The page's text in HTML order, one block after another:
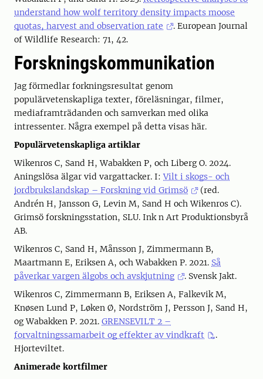
understand how wolf territory density impacts moose
quotas, harvest and observation rate
. European Journal
of Wildlife Research: 71, 42.
Forskningskommunikation
Jag förmedlar forkningsresultat genom
populärvetenskapliga texter, föreläsningar, filmer,
mediaframträdanden och samverkan med olika
intressenter. Några exempel på detta visas här.
Populärvetenskapliga artiklar
Wikenros C, Sand H, Wabakken P, och Liberg O. 2024.
Aningslösa älgar vid vargattacker. I:Vilt i skogs- och
jordbrukslandskap – Forskning vid Grimsö
(red.
Andrén H, Jansson G, Levin M, Sand H och Wikenros C).
Grimsö forskningsstation, SLU. Ink n Art Produktionsbyrå
AB.
Wikenros C, Sand H, Månsson J, Zimmermann B,
Maartmann E, Eriksen A, och Wabakken P. 2021. Så
påverkar vargen älgobs och avskjutning
. Svensk Jakt.
Wikenros C, Zimmermann B, Eriksen A, Falkevik M,
Knøsen Lund P, Løken Ø, Nordström J, Persson J, Sand H,
og Wabakken P. 2021. GRENSEVILT 2 –
forvaltningssamarbeit og effekter av vindkraft
.
Hjorteviltet.
Animerade kortfilmer